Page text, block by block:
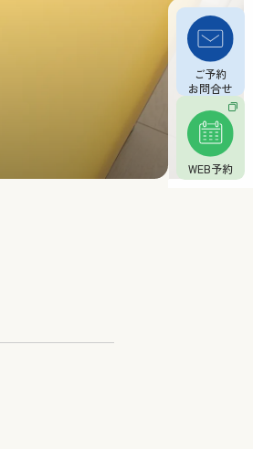
ご予約
お問合せ
WEB予約